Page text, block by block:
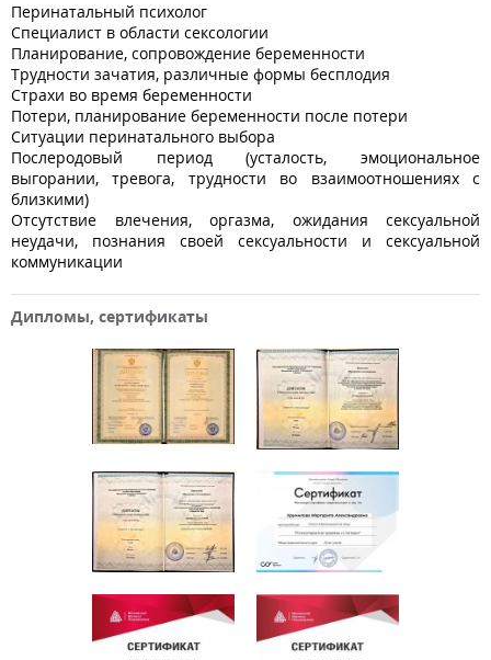
Перинатальный психолог
Специалист в области сексологии
Планирование, сопровождение беременности
Трудности зачатия, различные формы бесплодия
Страхи во время беременности
Потери, планирование беременности после потери
Ситуации перинатального выбора
Послеродовый период (усталость, эмоциональное
выгорании, тревога, трудности во взаимоотношениях с
близкими)
Отсутствие влечения, оргазма, ожидания сексуальной
неудачи, познания своей сексуальности и сексуальной
коммуникации
Дипломы, сертификаты